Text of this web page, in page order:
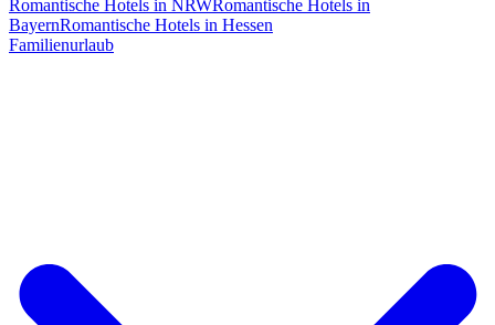
Romantische Hotels in NRWRomantische Hotels in
BayernRomantische Hotels in Hessen
Familienurlaub